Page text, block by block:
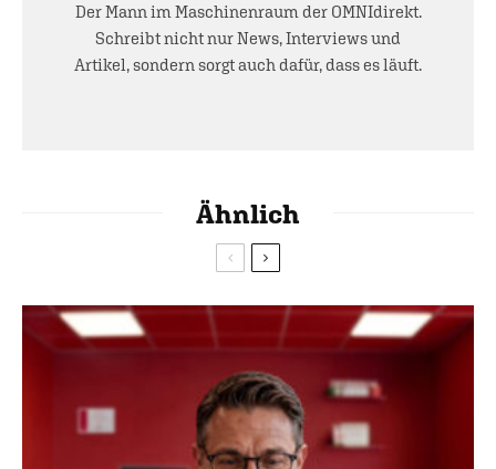
Der Mann im Maschinenraum der OMNIdirekt.
Schreibt nicht nur News, Interviews und
Artikel, sondern sorgt auch dafür, dass es läuft.
Ähnlich